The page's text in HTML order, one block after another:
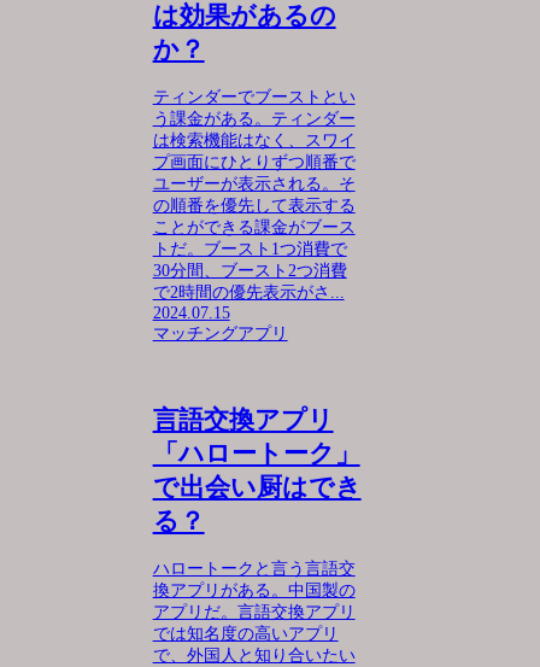
は効果があるの
か？
ティンダーでブーストとい
う課金がある。ティンダー
は検索機能はなく、スワイ
プ画面にひとりずつ順番で
ユーザーが表示される。そ
の順番を優先して表示する
ことができる課金がブース
トだ。ブースト1つ消費で
30分間、ブースト2つ消費
で2時間の優先表示がさ...
2024.07.15
マッチングアプリ
言語交換アプリ
「ハロートーク」
で出会い厨はでき
る？
ハロートークと言う言語交
換アプリがある。中国製の
アプリだ。言語交換アプリ
では知名度の高いアプリ
で、外国人と知り合いたい